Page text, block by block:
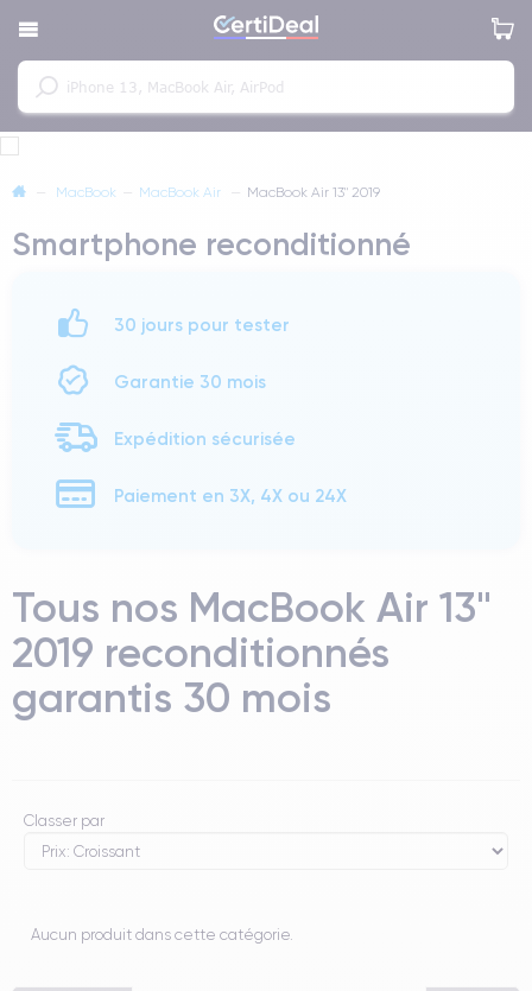
— MacBook — MacBook Air — MacBook Air 13" 2019
Smartphone reconditionné
30 jours pour tester
Garantie 30 mois
Expédition sécurisée
Paiement en 3X, 4X ou 24X
Tous nos MacBook Air 13"
2019 reconditionnés
garantis 30 mois
Classer par
Aucun produit dans cette catégorie.